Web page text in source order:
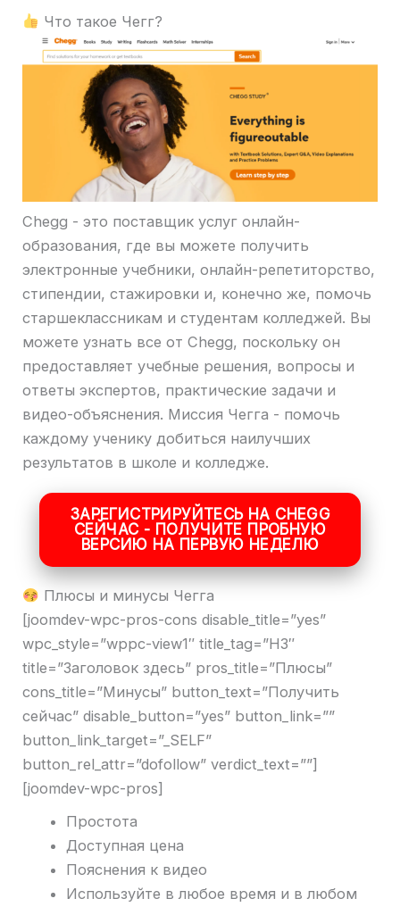
Что такое Чегг?
Chegg - это поставщик услуг онлайн-
образования, где вы можете получить
электронные учебники, онлайн-репетиторство,
стипендии, стажировки и, конечно же, помочь
старшеклассникам и студентам колледжей. Вы
можете узнать все от Chegg, поскольку он
предоставляет учебные решения, вопросы и
ответы экспертов, практические задачи и
видео-объяснения. Миссия Чегга - помочь
каждому ученику добиться наилучших
результатов в школе и колледже.
ЗАРЕГИСТРИРУЙТЕСЬ НА CHEGG
СЕЙЧАС - ПОЛУЧИТЕ ПРОБНУЮ
ВЕРСИЮ НА ПЕРВУЮ НЕДЕЛЮ
Плюсы и минусы Чегга
[joomdev-wpc-pros-cons disable_title=”yes”
wpc_style=”wppc-view1″ title_tag=”H3″
title=”Заголовок здесь” pros_title=”Плюсы”
cons_title=”Минусы” button_text=”Получить
сейчас” disable_button=”yes” button_link=””
button_link_target=”_SELF”
button_rel_attr=”dofollow” verdict_text=””]
[joomdev-wpc-pros]
Простота
Доступная цена
Пояснения к видео
Используйте в любое время и в любом